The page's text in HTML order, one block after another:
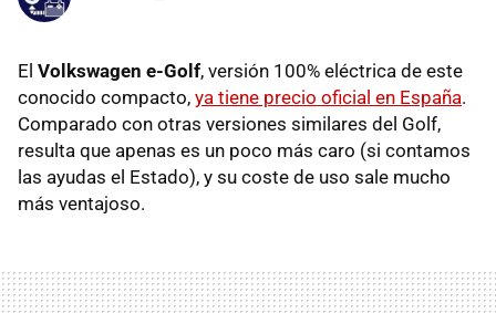
El Volkswagen e-Golf, versión 100% eléctrica de este
conocido compacto, ya tiene precio oficial en España.
Comparado con otras versiones similares del Golf,
resulta que apenas es un poco más caro (si contamos
las ayudas el Estado), y su coste de uso sale mucho
más ventajoso.